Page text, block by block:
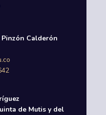
Calderón
de Mutis y del